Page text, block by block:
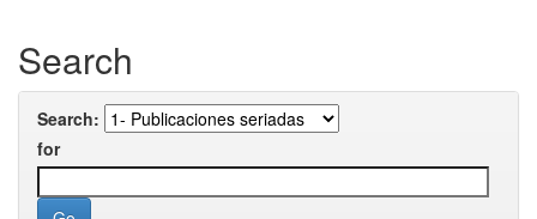
Search
Search:
for